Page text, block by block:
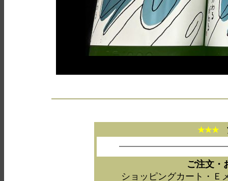
★★★
ご注文・
ショッピングカート・Ｅ